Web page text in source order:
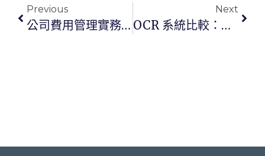
Previous
公司費用管理實務：費用類預算如何編列與追蹤？
Next
OCR 系統比較：企業文件與表單辨識工具怎麼選？